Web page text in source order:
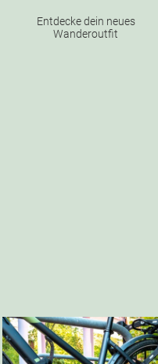
Entdecke dein neues
Wanderoutfit